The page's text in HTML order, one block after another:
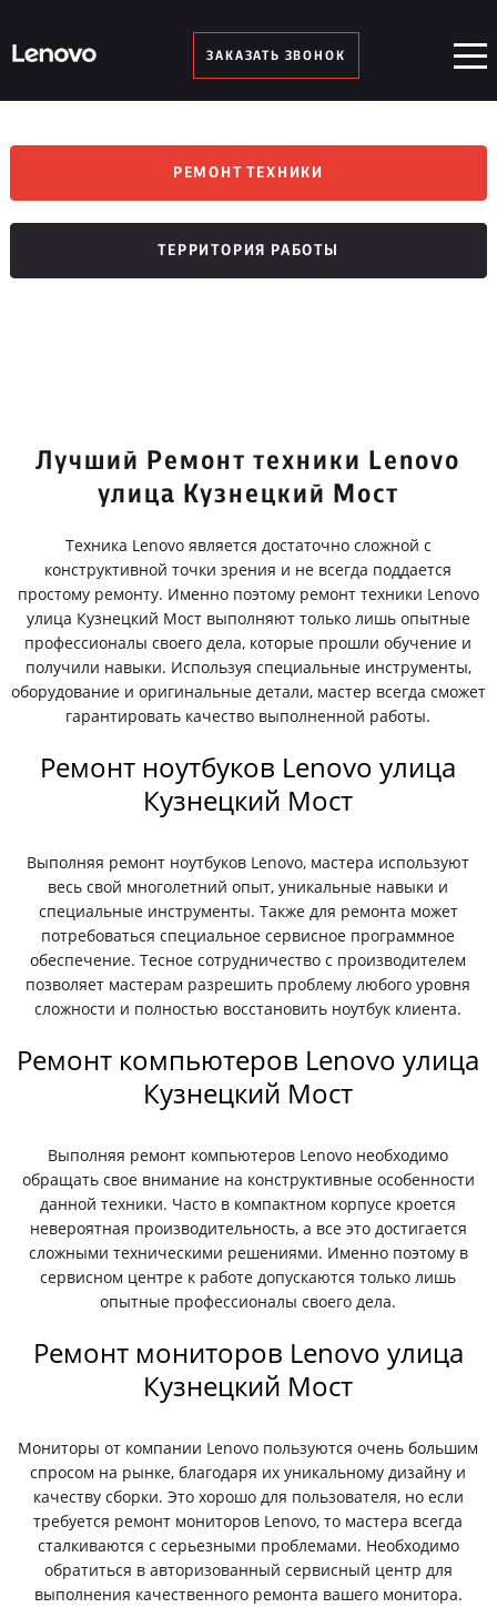
ЗАКАЗАТЬ ЗВОНОК
РЕМОНТ ТЕХНИКИ
ТЕРРИТОРИЯ РАБОТЫ
Лучший Ремонт техники Lenovo
улица Кузнецкий Мост
Техника Lenovo является достаточно сложной с
конструктивной точки зрения и не всегда поддается
простому ремонту. Именно поэтому ремонт техники Lenovo
улица Кузнецкий Мост выполняют только лишь опытные
профессионалы своего дела, которые прошли обучение и
получили навыки. Используя специальные инструменты,
оборудование и оригинальные детали, мастер всегда сможет
гарантировать качество выполненной работы.
Ремонт ноутбуков Lenovo улица
Кузнецкий Мост
Выполняя ремонт ноутбуков Lenovo, мастера используют
весь свой многолетний опыт, уникальные навыки и
специальные инструменты. Также для ремонта может
потребоваться специальное сервисное программное
обеспечение. Тесное сотрудничество с производителем
позволяет мастерам разрешить проблему любого уровня
сложности и полностью восстановить ноутбук клиента.
Ремонт компьютеров Lenovo улица
Кузнецкий Мост
Выполняя ремонт компьютеров Lenovo необходимо
обращать свое внимание на конструктивные особенности
данной техники. Часто в компактном корпусе кроется
невероятная производительность, а все это достигается
сложными техническими решениями. Именно поэтому в
сервисном центре к работе допускаются только лишь
опытные профессионалы своего дела.
Ремонт мониторов Lenovo улица
Кузнецкий Мост
Мониторы от компании Lenovo пользуются очень большим
спросом на рынке, благодаря их уникальному дизайну и
качеству сборки. Это хорошо для пользователя, но если
требуется ремонт мониторов Lenovo, то мастера всегда
сталкиваются с серьезными проблемами. Необходимо
обратиться в авторизованный сервисный центр для
выполнения качественного ремонта вашего монитора.